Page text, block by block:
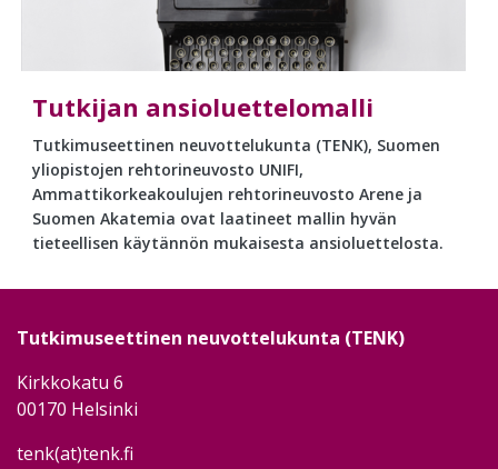
Tutkijan ansioluettelomalli
Tutkimuseettinen neuvottelukunta (TENK), Suomen
yliopistojen rehtorineuvosto UNIFI,
Ammattikorkeakoulujen rehtorineuvosto Arene ja
Suomen Akatemia ovat laatineet mallin hyvän
tieteellisen käytännön mukaisesta ansioluettelosta.
Tutkimuseettinen neuvottelukunta (TENK)
Kirkkokatu 6
00170 Helsinki
tenk(at)tenk.fi